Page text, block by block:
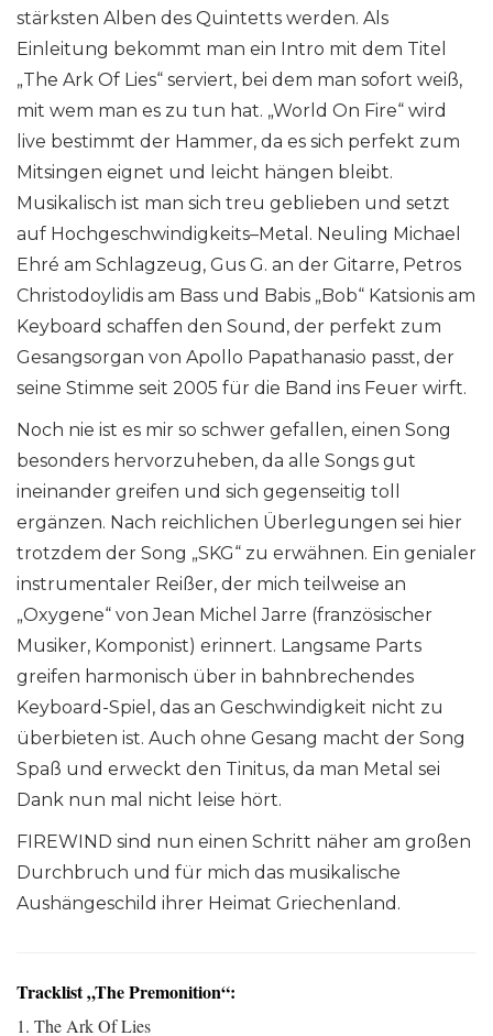
stärksten Alben des Quintetts werden. Als
Einleitung bekommt man ein Intro mit dem Titel
„The Ark Of Lies“ serviert, bei dem man sofort weiß,
mit wem man es zu tun hat. „World On Fire“ wird
live bestimmt der Hammer, da es sich perfekt zum
Mitsingen eignet und leicht hängen bleibt.
Musikalisch ist man sich treu geblieben und setzt
auf Hochgeschwindigkeits–Metal. Neuling Michael
Ehré am Schlagzeug, Gus G. an der Gitarre, Petros
Christodoylidis am Bass und Babis „Bob“ Katsionis am
Keyboard schaffen den Sound, der perfekt zum
Gesangsorgan von Apollo Papathanasio passt, der
seine Stimme seit 2005 für die Band ins Feuer wirft.
Noch nie ist es mir so schwer gefallen, einen Song
besonders hervorzuheben, da alle Songs gut
ineinander greifen und sich gegenseitig toll
ergänzen. Nach reichlichen Überlegungen sei hier
trotzdem der Song „SKG“ zu erwähnen. Ein genialer
instrumentaler Reißer, der mich teilweise an
„Oxygene“ von Jean Michel Jarre (französischer
Musiker, Komponist) erinnert. Langsame Parts
greifen harmonisch über in bahnbrechendes
Keyboard-Spiel, das an Geschwindigkeit nicht zu
überbieten ist. Auch ohne Gesang macht der Song
Spaß und erweckt den Tinitus, da man Metal sei
Dank nun mal nicht leise hört.
FIREWIND sind nun einen Schritt näher am großen
Durchbruch und für mich das musikalische
Aushängeschild ihrer Heimat Griechenland.
Tracklist „The Premonition“:
1. The Ark Of Lies